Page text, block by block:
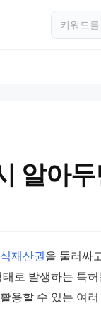
알아
재산권을 둘러싸
로 발생하는 특
용할 수 있는 여러